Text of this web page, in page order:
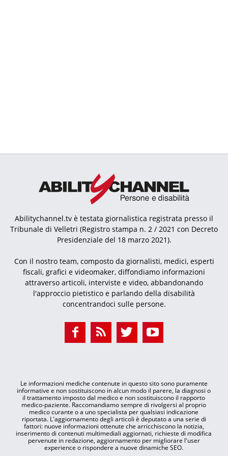
Abilitychannel.tv è testata giornalistica registrata presso il
Tribunale di Velletri (Registro stampa n. 2 / 2021 con Decreto
Presidenziale del 18 marzo 2021).
Con il nostro team, composto da giornalisti, medici, esperti
fiscali, grafici e videomaker, diffondiamo informazioni
attraverso articoli, interviste e video, abbandonando
l'approccio pietistico e parlando della disabilità
concentrandoci sulle persone.
Le informazioni mediche contenute in questo sito sono puramente
informative e non sostituiscono in alcun modo il parere, la diagnosi o
il trattamento imposto dal medico e non sostituiscono il rapporto
medico-paziente. Raccomandiamo sempre di rivolgersi al proprio
medico curante o a uno specialista per qualsiasi indicazione
riportata. L'aggiornamento degli articoli è deputato a una serie di
fattori: nuove informazioni ottenute che arricchiscono la notizia,
inserimento di contenuti multimediali aggiornati, richieste di modifica
pervenute in redazione, aggiornamento per migliorare l'user
experience o rispondere a nuove dinamiche SEO.